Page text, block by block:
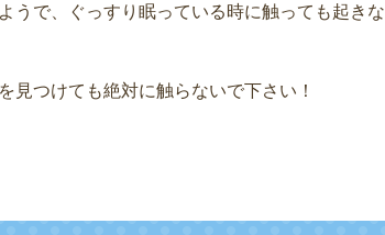
うで、ぐっすり眠っている時に触っても起き
見つけても絶対に触らないで下さい！